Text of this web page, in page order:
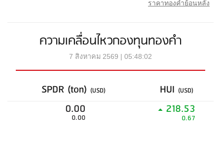
ราคาทองคำย้อนหลัง
ความเคลื่อนไหวกองทุนทองคำ
7 สิงหาคม 2569 | 05:48:02
SPDR (ton) (USD) HUI (USD)
0.00
0.00
218.53
0.67